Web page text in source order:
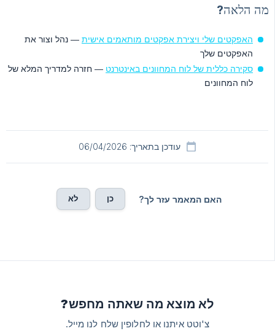
מה הלאה?
האפקטים שלי ויצירת אפקטים מותאמים אישית — נהל וצור את
האפקטים שלך
סקירה כללית של לוח המחוונים באינטרנט — חזרה למדריך המלא של
לוח המחוונים
עודכן בתאריך: 06/04/2026
האם המאמר עזר לך? כן לא
לא מוצא מה שאתה מחפש?
צ'וטט איתנו או לחלופין שלח לנו מייל.